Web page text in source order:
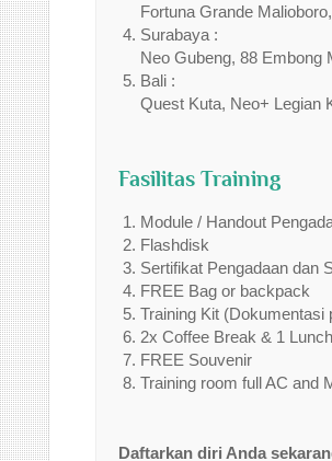
Fortuna Grande
Surabaya :
Neo Gubeng, 88 Embong
Bali :
Quest Kuta, Neo+ Legian
Fasilitas Training
Module / Handout
Flashdisk
Sertifikat Pengadaan dan
FREE Bag or backpack
Training Kit (Dokumentasi
2x Coffee Break & 1
FREE Souvenir
Training room full AC and
Daftarkan diri Anda